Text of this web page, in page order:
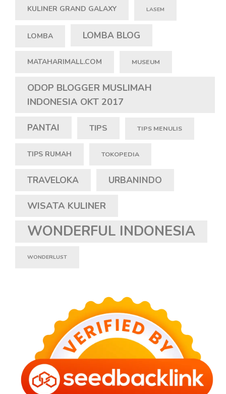
KULINER GRAND GALAXY LASEM
LOMBA LOMBA BLOG
MATAHARIMALL.COM MUSEUM
ODOP BLOGGER MUSLIMAH
INDONESIA OKT 2017
PANTAI TIPS TIPS MENULIS
TIPS RUMAH TOKOPEDIA
TRAVELOKA URBANINDO
WISATA KULINER
WONDERFUL INDONESIA
WONDERLUST